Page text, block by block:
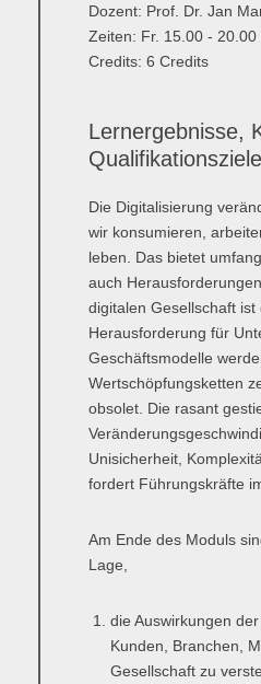
Marketing & Sales
Anmelden Übersicht
Anmelden Übersicht
Planung des ÖPNV
Organisation, Wettbewerb und
Übersicht
Betrieb, Technik und
Übersicht
Übersicht
Lieferkette
Dozent: Prof. Dr. Jan
Zeiten: Fr. 15.00 -
Credits: 6 Credits
Lernergebnisse,
Qualifikationsziele
Die Digitalisierung
wir konsumieren,
leben. Das bietet
auch
digitalen Gesellschaft ist
Herausforderung für
Geschäftsmodelle
Wertschöpfungsketten
obsolet. Die rasant
Unisicherheit,
fordert Führungskräfte
Am Ende des Moduls
Lage,
die Auswirkungen
Kunden, Branchen,
Gesellschaft zu